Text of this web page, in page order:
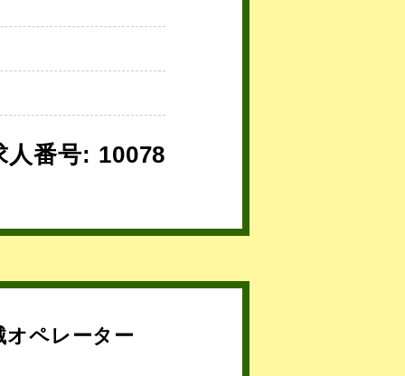
人番号: 10078
ペレーター